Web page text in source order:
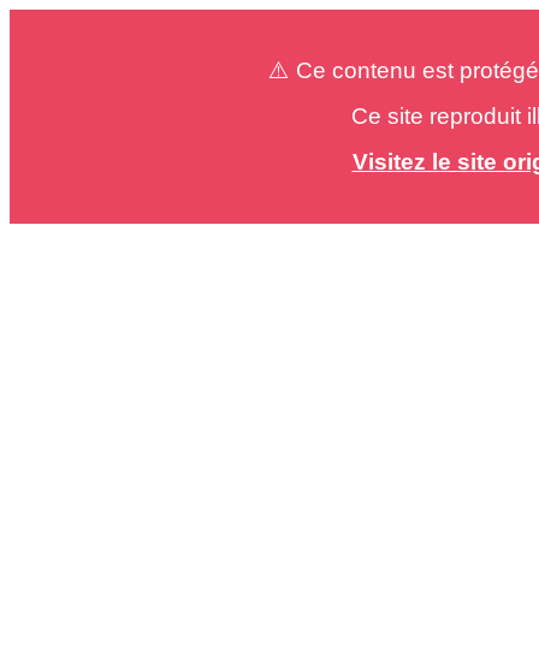
⚠️ Ce contenu est
Ce site reproduit
Visitez le site